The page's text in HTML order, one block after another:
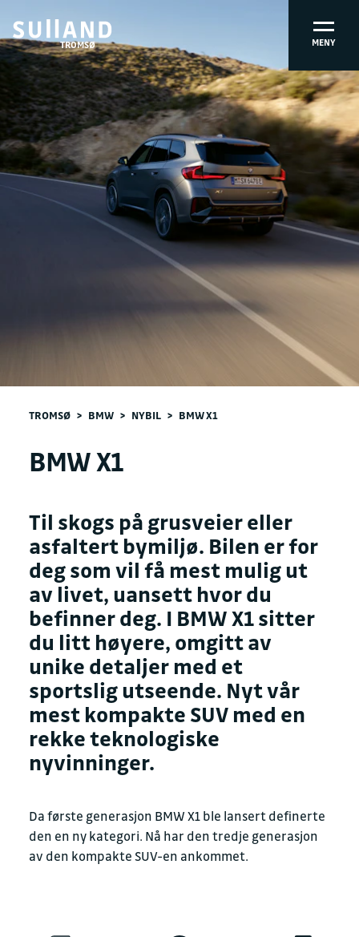
TROMSØ MENY
TROMSØ > BMW > NYBIL > BMW X1
BMW X1
Til skogs på grusveier eller
asfaltert bymiljø. Bilen er for
deg som vil få mest mulig ut
av livet, uansett hvor du
befinner deg. I BMW X1 sitter
du litt høyere, omgitt av
unike detaljer med et
sportslig utseende. Nyt vår
mest kompakte SUV med en
rekke teknologiske
nyvinninger.
Da første generasjon BMW X1 ble lansert definerte
den en ny kategori. Nå har den tredje generasjon
av den kompakte SUV-en ankommet.